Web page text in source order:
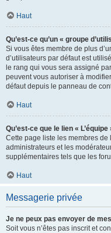
Haut
Qu’est-ce qu’un « groupe
Si vous êtes membre de plus
d’utilisateurs par défaut est
le rang qui vous sera assigné
peuvent vous autoriser à
défaut depuis le panneau de
Haut
Qu’est-ce que le lien « L’équipe
Cette page liste les membres de
administrateurs et les
supplémentaires tels que les
Haut
Messagerie privée
Je ne peux pas envoyer de
Soit vous n’êtes pas inscrit et